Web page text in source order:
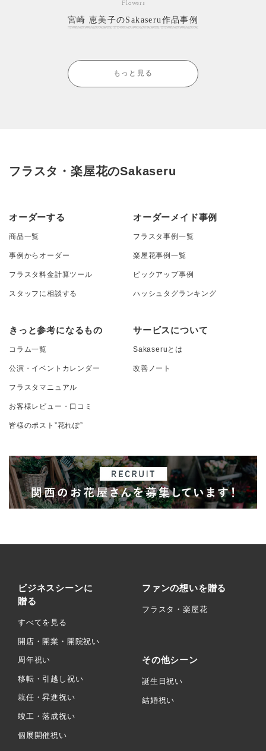
Flowers
宮崎 恵美子のSakaseru作品事例
もっと見る
フラスタ・楽屋花のSakaseru
オーダーする
商品一覧
事例からオーダー
フラスタ料金計算ツール
スタッフに相談する
オーダーメイド事例
フラスタ事例一覧
楽屋花事例一覧
ピックアップ事例
ハッシュタグランキング
きっと参考になるもの
コラム一覧
公演・イベントカレンダー
フラスタマニュアル
お客様レビュー・口コミ
皆様のポスト”花れぽ”
サービスについて
Sakaseruとは
改善ノート
ビジネスシーンに
贈る
すべてを見る
開店・開業・開院祝い
周年祝い
移転・引越し祝い
就任・昇進祝い
竣工・落成祝い
個展開催祝い
ファンの想いを贈る
フラスタ・楽屋花
その他シーン
誕生日祝い
結婚祝い